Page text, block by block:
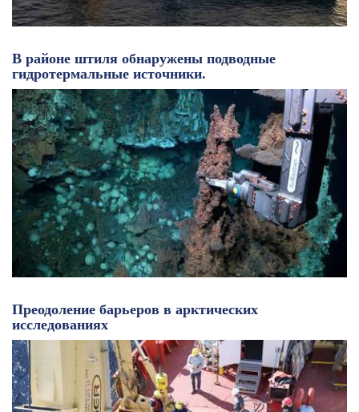
В районе штиля обнаружены подводные
гидротермальные источники.
Преодоление барьеров в арктических
исследованиях